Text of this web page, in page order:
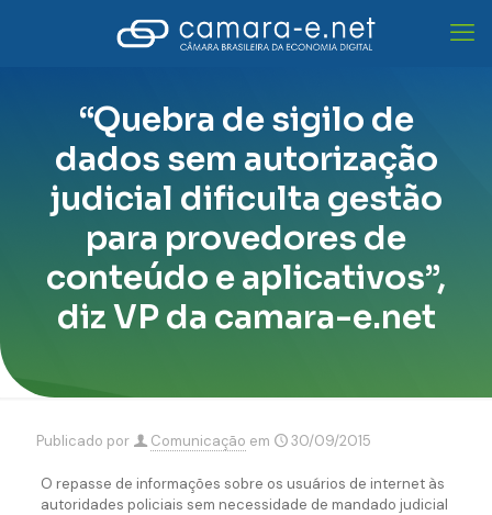
“Quebra de sigilo de
dados sem autorização
judicial dificulta gestão
para provedores de
conteúdo e aplicativos”,
diz VP da camara-e.net
Publicado por Comunicação em 30/09/2015
O repasse de informações sobre os usuários de internet às
autoridades policiais sem necessidade de mandado judicial